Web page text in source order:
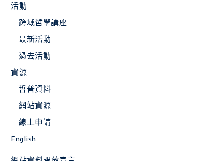
活動
跨域哲學講座
最新活動
過去活動
資源
哲普資料
網站資源
線上申請
English